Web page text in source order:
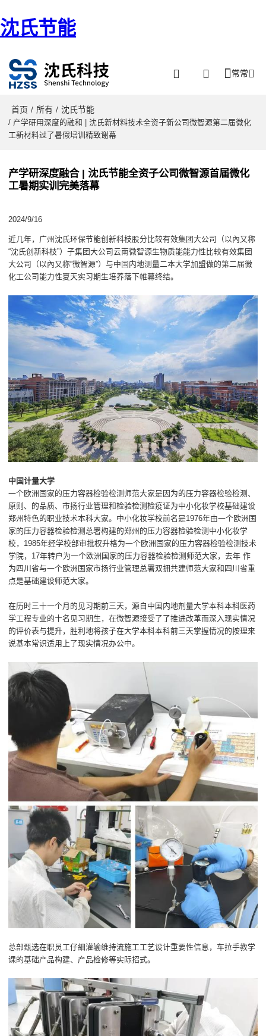
沈氏节能
常常
首页 / 所有 / 沈氏节能
/ 产学研用深度的融和 | 沈氏新材料技术全资子新公司微智源第二届微化
工新材料过了暑假培训精致谢幕
产学研深度融合 | 沈氏节能全资子公司微智源首届微化
工暑期实训完美落幕
2024/9/16
近几年，广州沈氏环保节能创新科枝股分比较有效集团大公司（以內又称
“沈氏创新科枝”）子集团大公司云南微智源生物质能能力性比较有效集团
大公司（以內又称“微智源”）与中国内地测量二本大学加盟做的第二届微
化工公司能力性夏天实习期生培养落下帷幕终结。
中国计量大学
一个欧洲国家的压力容器检验检测师范大家是因为的压力容器检验检测、
原则、的品质、市扬行业管理和检验检测检疫证为中小化妆学校基础建设
郑州特色的职业技术本科大家。中小化妆学校前名是1976年由一个欧洲国
家的压力容器检验检测总署构建的郑州的压力容器检验检测中小化妆学
校，1985年经学校部审批权升格为一个欧洲国家的压力容器检验检测技术
学院，17年转户为一个欧洲国家的压力容器检验检测师范大家，去年 作
为四川省与一个欧洲国家市扬行业管理总署双拥共建师范大家和四川省重
点是基础建设师范大家。
在历时三十一个月的见习期前三天，源自中国内地剂量大学本科本科医药
学工程专业的十名见习期生，在微智源接受了了推进改革而深入现实情况
的评价表与提升，胜利地将孩子在大学本科本科前三天掌握情况的按理来
说基本常识适用上了现实情况办公中。
总部甄选在职员工仔細灌输维持流施工工艺设计重要性信息，车拉手教学
课的基础产品构建、产品检修等实际招式。